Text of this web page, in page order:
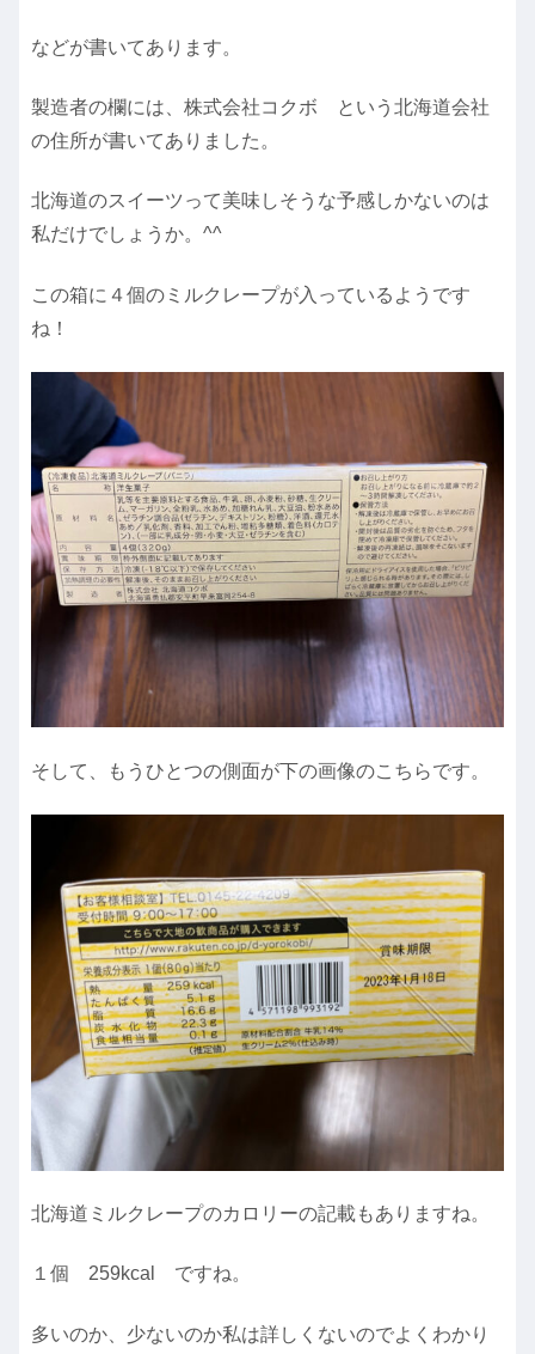
などが書いてあります。
製造者の欄には、株式会社コクボ という北海道会社
の住所が書いてありました。
北海道のスイーツって美味しそうな予感しかないのは
私だけでしょうか。^^
この箱に４個のミルクレープが入っているようです
ね！
そして、もうひとつの側面が下の画像のこちらです。
北海道ミルクレープのカロリーの記載もありますね。
１個 259kcal ですね。
多いのか、少ないのか私は詳しくないのでよくわかり